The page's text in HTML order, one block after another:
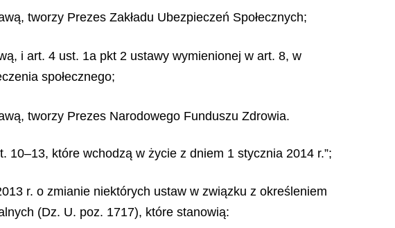
tworzy Prezes Zakładu Ubezpieczeń Społecznych;
i art. 4 ust. 1a pkt 2 ustawy wymienionej w art. 8, w
społecznego;
tworzy Prezes Narodowego Funduszu Zdrowia.
które wchodzą w życie z dniem 1 stycznia 2014 r.”;
r. o zmianie niektórych ustaw w związku z określeniem
(Dz. U. poz. 1717), które stanowią: